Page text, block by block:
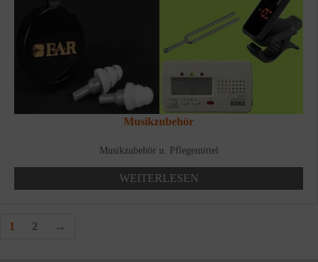
Musikzubehör
Musikzubehör u. Pflegemittel
WEITERLESEN
1 2 →